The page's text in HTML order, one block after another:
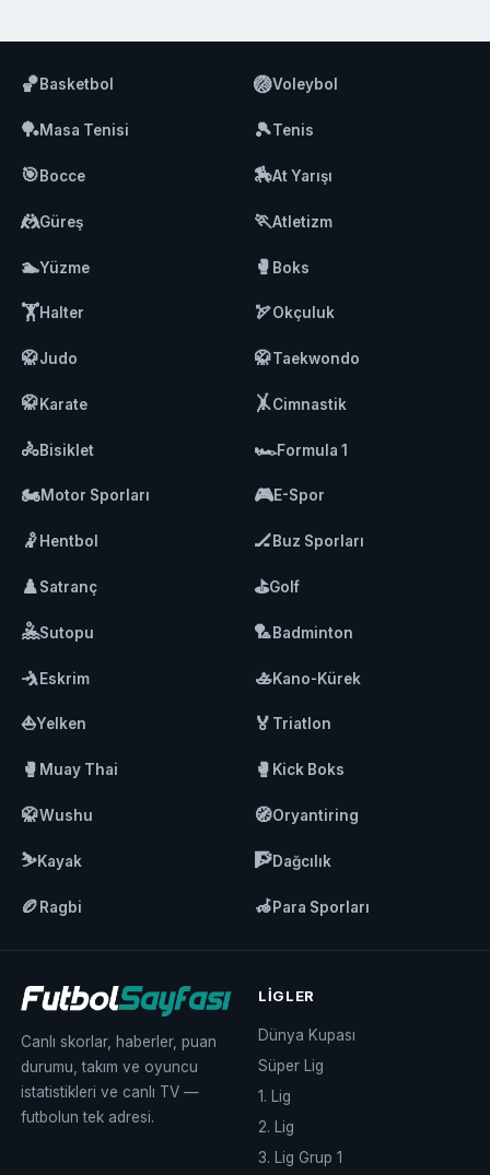
🏀Basketbol 🏐Voleybol
🏓Masa Tenisi 🎾Tenis
🎯Bocce 🏇At Yarışı
🤼Güreş 🏃Atletizm
🏊Yüzme 🥊 Boks
🏋️Halter 🏹Okçuluk
🥋Judo 🥋Taekwondo
🥋Karate 🤸Cimnastik
🚴Bisiklet 🏎️Formula 1
🏍️Motor Sporları 🎮E-Spor
🤾 Hentbol 🏒Buz Sporları
♟️Satranç ⛳Golf
🤽Sutopu 🏸Badminton
🤺Eskrim 🚣Kano-Kürek
⛵Yelken 🏅 Triatlon
🥊 Muay Thai 🥊 Kick Boks
🥋Wushu 🧭Oryantiring
⛷️Kayak 🧗Dağcılık
🏉 Ragbi 🦽Para Sporları
Canlı skorlar, haberler, puan
durumu, takım ve oyuncu
istatistikleri ve canlı TV —
futbolun tek adresi.
LIGLER
Dünya Kupası
Süper Lig
1. Lig
2. Lig
3. Lig Grup 1